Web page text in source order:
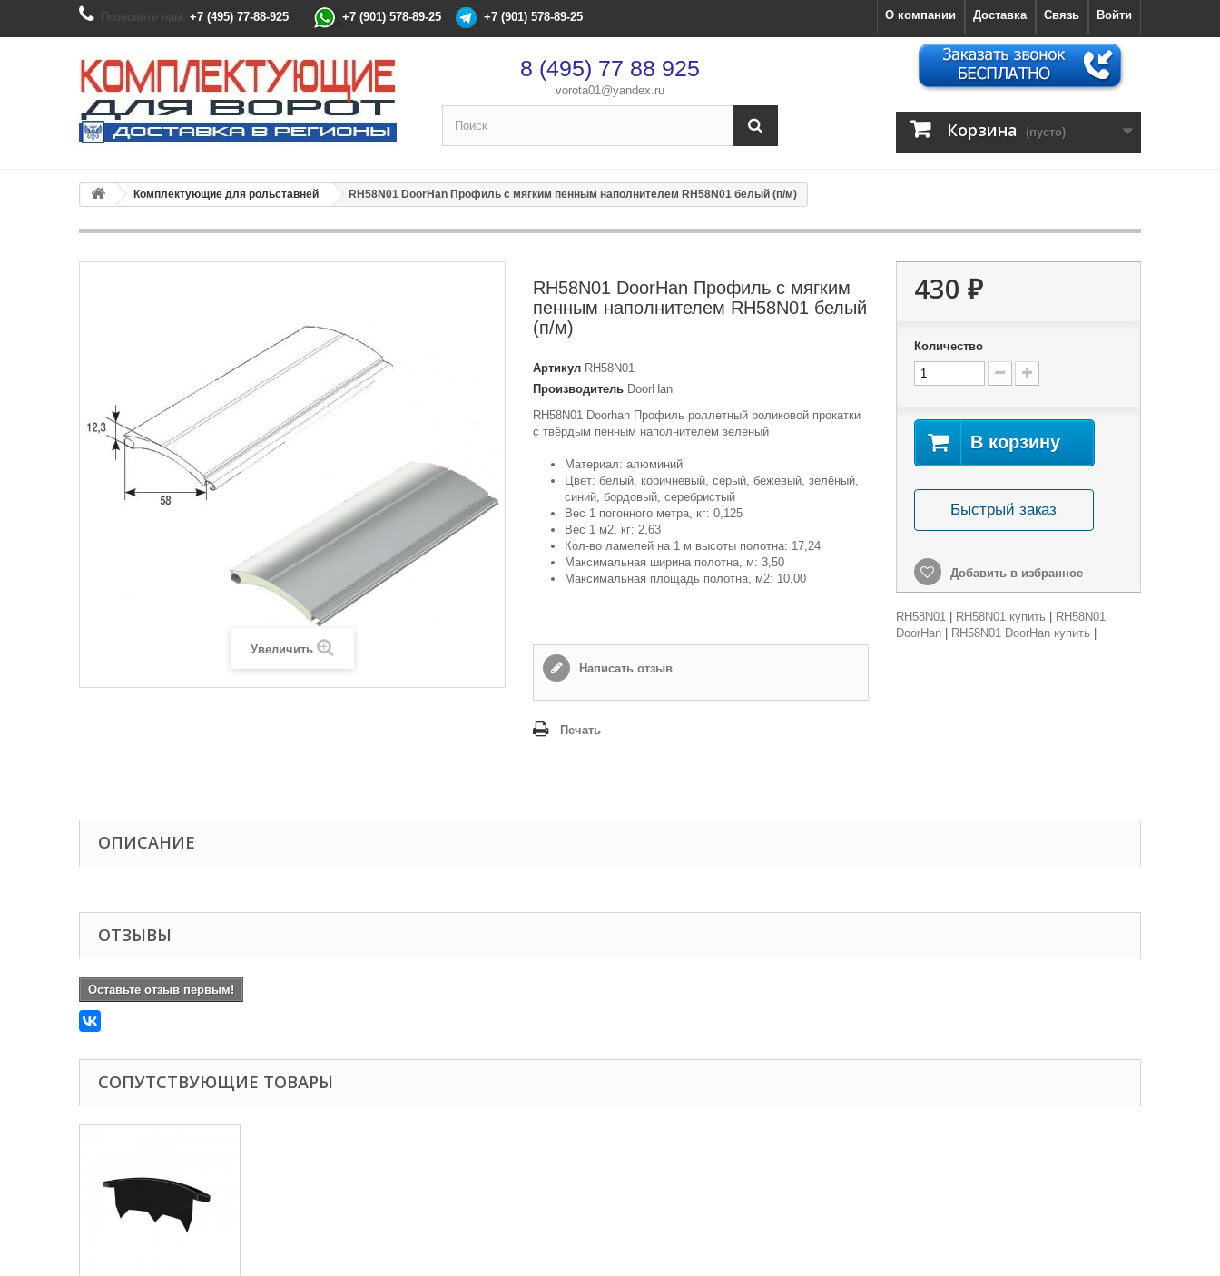
Позвоните нам: +7 (495) 77-88-925 +7 (901) 578-89-25 +7 (901) 578-89-25 Войти
Связь
Доставка
О компании
8 (495) 77 88 925
vorota01@yandex.ru
Корзина (пусто)
Комплектующие для рольставней RH58N01 DoorHan Профиль с мягким пенным наполнителем RH58N01 белый (п/м)
Увеличить
RH58N01 DoorHan Профиль с мягким
пенным наполнителем RH58N01 белый
(п/м)
Артикул RH58N01
Производитель DoorHan
RH58N01 Doorhan Профиль роллетный роликовой прокатки
с твёрдым пенным наполнителем зеленый
Материал: алюминий
Цвет: белый, коричневый, серый, бежевый, зелёный,
синий, бордовый, серебристый
Вес 1 погонного метра, кг: 0,125
Вес 1 м2, кг: 2,63
Кол-во ламелей на 1 м высоты полотна: 17,24
Максимальная ширина полотна, м: 3,50
Максимальная площадь полотна, м2: 10,00
Написать отзыв
Печать
430 ₽
Количество
В корзину
Быстрый заказ
Добавить в избранное
RH58N01| RH58N01 купить
RH58N01
DoorHan| RH58N01 DoorHan купить
ОПИСАНИЕ
ОТЗЫВЫ
Оставьте отзыв первым!
СОПУТСТВУЮЩИЕ ТОВАРЫ
×
После оформления заказа с вами свяжется менеджер
Способ доставки
Самовывоз
Время доставки: стоимость доставки по тарифам СДЭК
оплачивается при получении